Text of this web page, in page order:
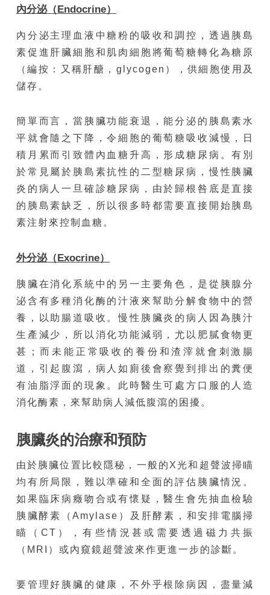
內分泌（Endocrine）
內分泌主理血液中糖粉的吸收和調控，透過胰島
素促進肝臟細胞和肌肉細胞將葡萄糖轉化為糖原
（編按：又稱肝醣，glycogen），供細胞使用及
儲存。
簡單而言，當胰臟功能衰退，能分泌的胰島素水
平就會隨之下降，令細胞的葡萄糖吸收減慢，日
積月累而引致體內血糖升高，形成糖尿病。有別
於常見屬於胰島素抗性的二型糖尿病，慢性胰臟
炎的病人一旦確診糖尿病，由於歸根咎底是直接
的胰島素缺乏，所以很多時都需要直接開始胰島
素注射來控制血糖。
外分泌（Exocrine）
胰臟在消化系統中的另一主要角色，是從胰腺分
泌含有多種消化酶的汁液來幫助分解食物中的營
養，以助腸道吸收。慢性胰臟炎的病人因為胰汁
生產減少，所以消化功能減弱，尤以肥膩食物更
甚；而未能正常吸收的養份和渣滓就會刺激腸
道，引起腹瀉，病人如廁後會察覺到排出的糞便
有油脂浮面的現象。此時醫生可處方口服的人造
消化酶素，來幫助病人減低腹瀉的困擾。
胰臟炎的治療和預防
由於胰臟位置比較隱秘，一般的X光和超聲波掃瞄
均有所局限，難以準確和全面的評估胰臟情況。
如果臨床病癥吻合或有懷疑，醫生會先抽血檢驗
胰臟酵素（Amylase）及肝酵素，和安排電腦掃
瞄（CT），有些情況甚或需要透過磁力共振
（MRI）或內窺鏡超聲波來作更進一步的診斷。
要管理好胰臟的健康，不外乎根除病因，盡量減